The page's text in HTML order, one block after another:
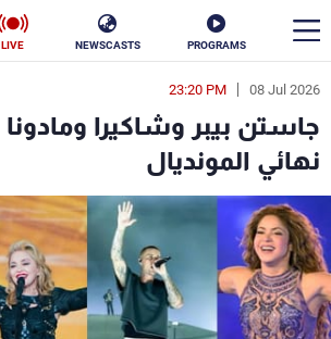
PROGRAMS
NEWSCASTS
LIVE
08 Jul 2026
23:20 PM
نهائي المونديال
en
الأخبار
سياسة ناس
إقتصاد فن
منوعات رياضة